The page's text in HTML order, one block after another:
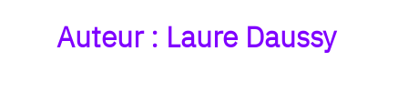
Auteur : Laure Daussy